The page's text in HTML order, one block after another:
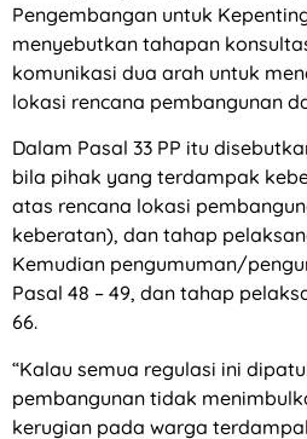
Pengembangan untuk
menyebutkan tahapan
komunikasi dua arah untuk
lokasi rencana pembangunan
Dalam Pasal 33 PP itu
bila pihak yang terdampak
atas rencana lokasi
keberatan), dan tahap
Kemudian pengumuman/
Pasal 48 – 49, dan tahap
66.
“Kalau semua regulasi ini
pembangunan tidak
kerugian pada warga